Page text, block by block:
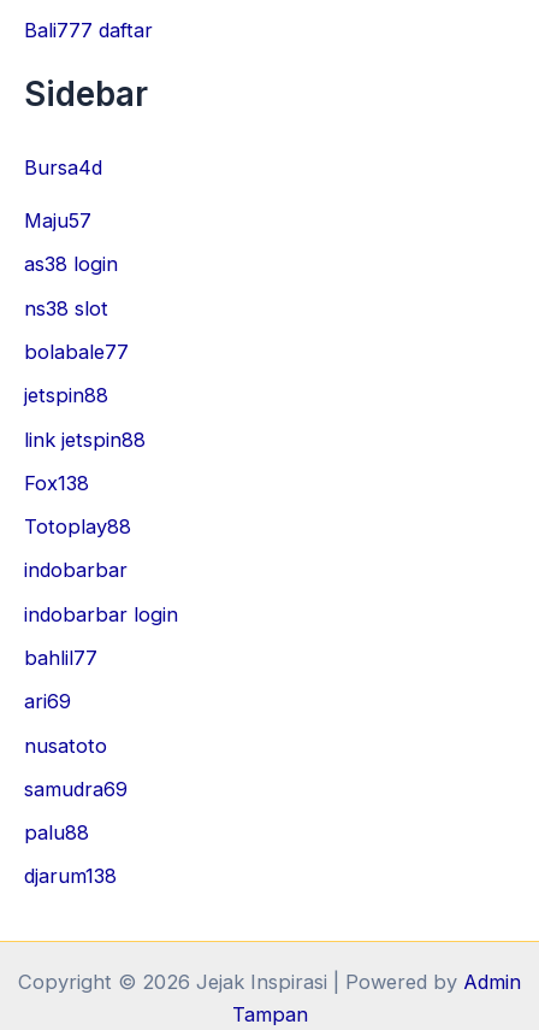
Bali777 daftar
Sidebar
Bursa4d
Maju57
as38 login
ns38 slot
bolabale77
jetspin88
link jetspin88
Fox138
Totoplay88
indobarbar
indobarbar login
bahlil77
ari69
nusatoto
samudra69
palu88
djarum138
Copyright © 2026 Jejak Inspirasi | Powered by Admin
Tampan